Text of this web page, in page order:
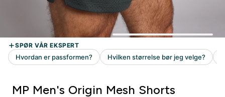
MP Men's Origin Mesh Shorts